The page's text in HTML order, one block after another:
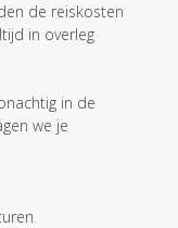
de reiskosten
in overleg
in de
we je